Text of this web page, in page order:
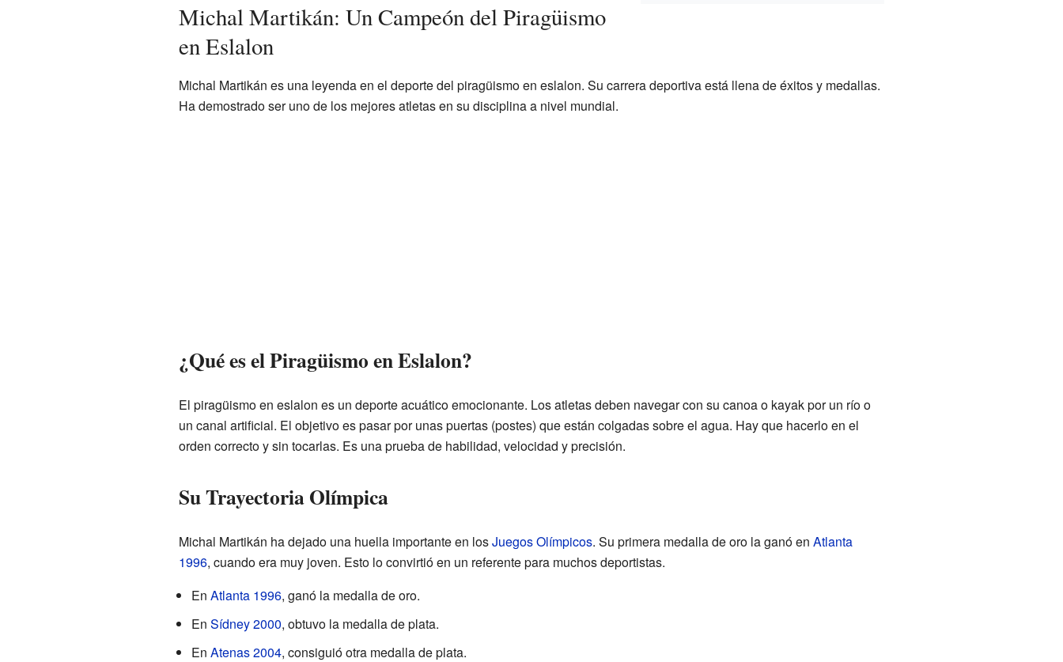
Michal Martikán: Un Campeón del Piragüismo
en Eslalon
Michal Martikán es una leyenda en el deporte del piragüismo en eslalon. Su carrera deportiva está llena de éxitos y medallas.
Ha demostrado ser uno de los mejores atletas en su disciplina a nivel mundial.
¿Qué es el Piragüismo en Eslalon?
El piragüismo en eslalon es un deporte acuático emocionante. Los atletas deben navegar con su canoa o kayak por un río o
un canal artificial. El objetivo es pasar por unas puertas (postes) que están colgadas sobre el agua. Hay que hacerlo en el
orden correcto y sin tocarlas. Es una prueba de habilidad, velocidad y precisión.
Su Trayectoria Olímpica
Michal Martikán ha dejado una huella importante en losJuegos Olímpicos. Su primera medalla de oro la ganó en Atlanta
1996, cuando era muy joven. Esto lo convirtió en un referente para muchos deportistas.
En Atlanta 1996, ganó la medalla de oro.
En Sídney 2000, obtuvo la medalla de plata.
En Atenas 2004, consiguió otra medalla de plata.